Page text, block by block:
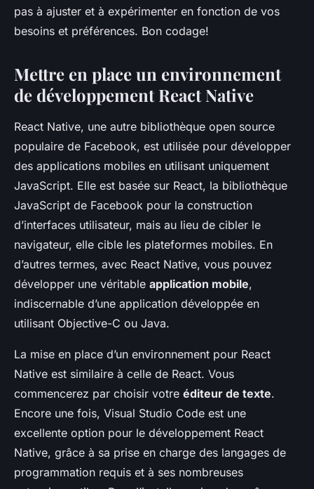
pas à ajuster et à expérimenter en fonction de vos
besoins et préférences. Bon codage!
Mettre en place un environnement
de développement React Native
React Native, une autre bibliothèque open source
populaire de Facebook, est utilisée pour développer
des applications mobiles en utilisant uniquement
JavaScript. Elle est basée sur React, la bibliothèque
JavaScript de Facebook pour la construction
d’interfaces utilisateur, mais au lieu de cibler le
navigateur, elle cible les plateformes mobiles. En
d’autres termes, avec React Native, vous pouvez
développer une véritable application mobile,
indiscernable d’une application développée en
utilisant Objective-C ou Java.
La mise en place d’un environnement pour React
Native est similaire à celle de React. Vous
commencerez par choisir votre éditeur de texte.
Encore une fois, Visual Studio Code est une
excellente option pour le développement React
Native, grâce à sa prise en charge des langages de
programmation requis et à ses nombreuses